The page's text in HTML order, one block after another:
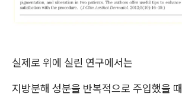
실제로 위에 실린 연구에서는
지방분해 성분을 반복적으로 주입했을 때